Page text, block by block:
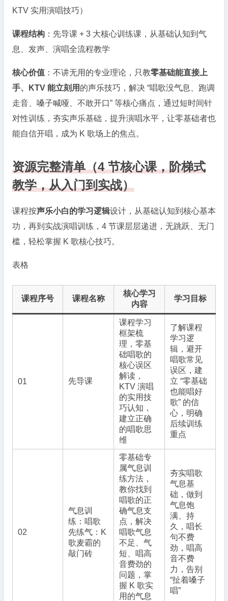
KTV 实用演唱技巧）
课程结构 ：先导课 + 3 大核心训练课，从基础认知到气
息、发声、演唱全流程教学
核心价值 ：不讲无用的专业理论，只教零基础能直接上
手、KTV 能立刻用 的声乐技巧，解决 “唱歌没气息、跑调
走音、嗓子喊哑、不敢开口” 等核心痛点，通过短时间针
对性训练，夯实声乐基础，提升演唱水平，让零基础者也
能自信开唱，成为 K 歌场上的焦点。
资源完整清单（4 节核心课，阶梯式
教学，从入门到实战）
课程按声乐小白的学习逻辑设计，从基础认知到核心基本
功，再到实战演唱训练，4 节课层层递进，无跳跃、无门
槛，轻松掌握 K 歌核心技巧。
表格
课程序号 课程名称
核心学习
内容
学习目标
01 先导课
课程学习
框架梳
理，零基
础唱歌的
核心误区
解读，
KTV 演唱
的实用技
巧认知，
建立正确
的唱歌思
维
了解课程
学习逻
辑，避开
唱歌常见
误区，建
立 “零基础
也能唱好
歌” 的信
心，明确
后续训练
重点
02
气息训
练：唱歌
先练气：K
歌麦霸的
敲门砖
零基础专
属气息训
练方法，
教你找到
唱歌的正
确气息支
点，解决
唱歌气息
不足、气
短、唱高
音费劲的
问题，掌
握 K 歌实
用的气息
夯实唱歌
气息基
础，做到
气息饱
满、持
久，唱长
句不费
劲，唱高
音不费
力，告别
“扯着嗓子
唱”